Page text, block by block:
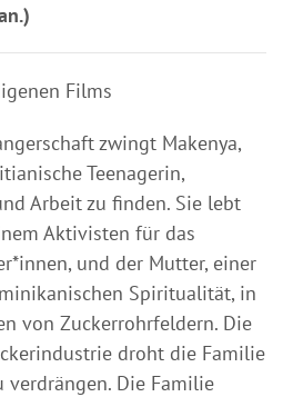
Films
zwingt Makenya,
Teenagerin,
Arbeit zu finden. Sie lebt
Aktivisten für das
und der Mutter, einer
Spiritualität, in
von Zuckerrohrfeldern. Die
droht die Familie
verdrängen. Die Familie